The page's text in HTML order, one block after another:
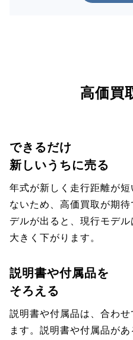
高価買
できるだけ
新しいうちに売る
年式が新しく走行距離が
ないため、高価買取が期
デルが出ると、現行モデ
大きく下がります。
説明書や付属品を
そろえる
説明書や付属品は、合わ
ます。説明書や付属品が